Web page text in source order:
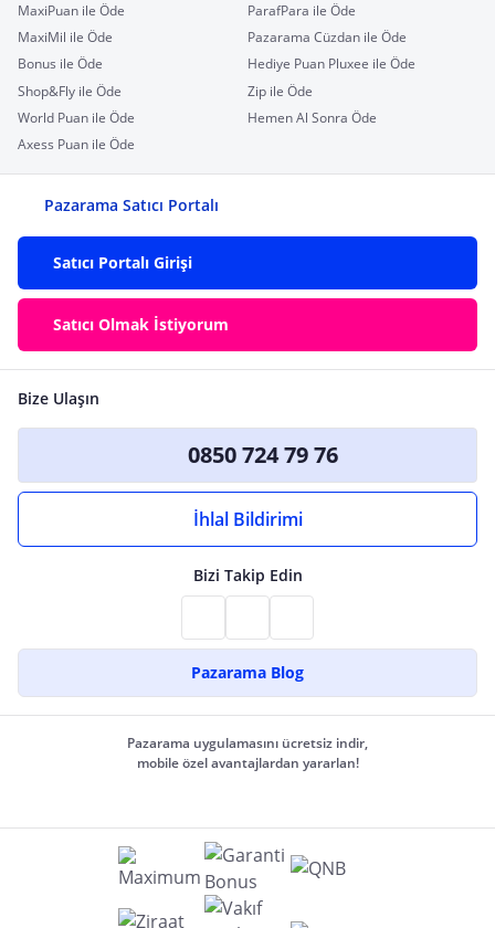
MaxiPuan ile Öde
ParafPara ile Öde
MaxiMil ile Öde
Pazarama Cüzdan ile Öde
Bonus ile Öde
Hediye Puan Pluxee ile Öde
Shop&Fly ile Öde
Zip ile Öde
World Puan ile Öde
Hemen Al Sonra Öde
Axess Puan ile Öde
Pazarama Satıcı Portalı
Satıcı Portalı Girişi
Satıcı Olmak İstiyorum
Bize Ulaşın
0850 724 79 76
İhlal Bildirimi
Bizi Takip Edin
Pazarama Blog
Pazarama uygulamasını ücretsiz indir,
mobile özel avantajlardan yararlan!